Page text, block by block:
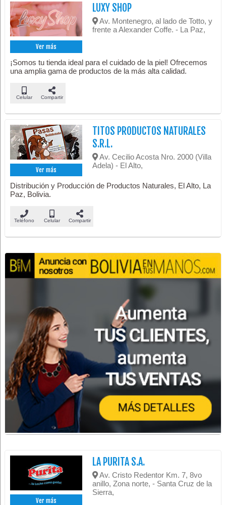
Ver más
LUXY SHOP
Av. Montenegro, al lado de Totto, y
frente a Alexander Coffe. - La Paz,
¡Somos tu tienda ideal para el cuidado de la piel! Ofrecemos
una amplia gama de productos de la más alta calidad.
Celular Compartir
Ver más
TITOS PRODUCTOS NATURALES
S.R.L.
Av. Cecilio Acosta Nro. 2000 (Villa
Adela) - El Alto,
Distribución y Producción de Productos Naturales, El Alto, La
Paz, Bolivia.
Teléfono Celular Compartir
Ver más
LA PURITA S.A.
Av. Cristo Redentor Km. 7, 8vo
anillo, Zona norte, - Santa Cruz de la
Sierra,